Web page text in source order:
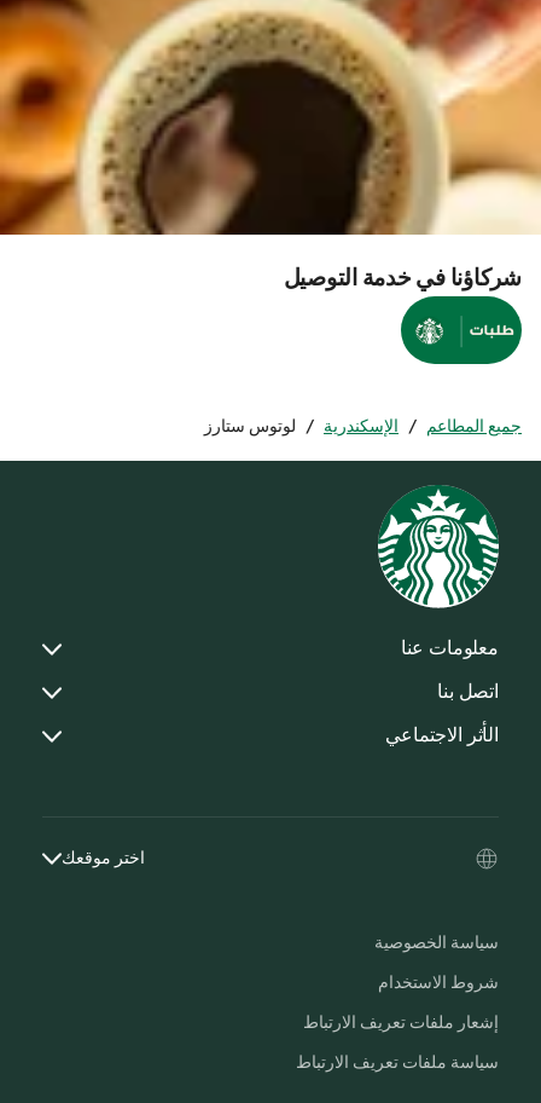
شركاؤنا في خدمة التوصيل
جميع المطاعم / الإسكندرية / لوتوس ستارز
معلومات عنا
اتصل بنا
الأثر الاجتماعي
اختر موقعك
سياسة الخصوصية
شروط الاستخدام
إشعار ملفات تعريف الارتباط
سياسة ملفات تعريف الارتباط